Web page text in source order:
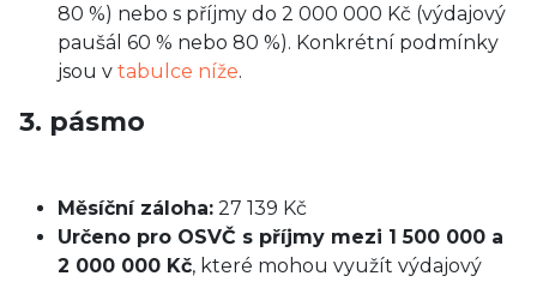
80 %) nebo s příjmy do 2 000 000 Kč (výdajový
paušál 60 % nebo 80 %). Konkrétní podmínky
jsou v tabulce níže.
3. pásmo
Měsíční záloha: 27 139 Kč
Určeno pro OSVČ s příjmy mezi 1 500 000 a
2 000 000 Kč, které mohou využít výdajový